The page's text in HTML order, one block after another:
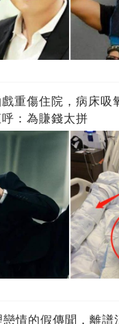
重傷住院，病床吸
：為賺錢太拼
情的假傳聞，離譜